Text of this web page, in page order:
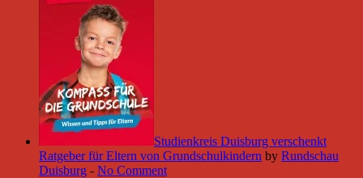
Studienkreis Duisburg verschenkt
Ratgeber für Eltern von Grundschulkindern by Rundschau
Duisburg - No Comment